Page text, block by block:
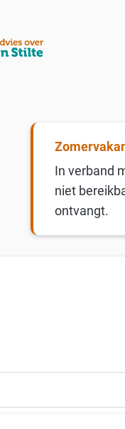
In verband
niet
ontvangt.